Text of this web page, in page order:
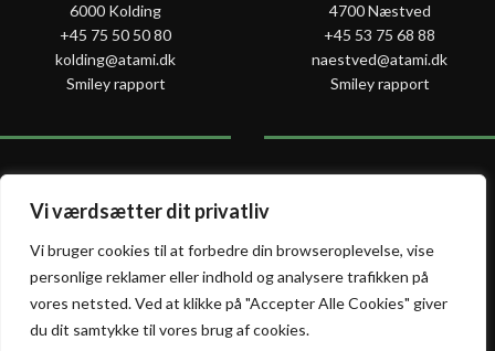
Vi værdsætter dit privatliv
Vi bruger cookies til at forbedre din browseroplevelse, vise
personlige reklamer eller indhold og analysere trafikken på
vores netsted. Ved at klikke på "Accepter Alle Cookies" giver
du dit samtykke til vores brug af cookies.
6000 Kolding
+45 75 50 50 80
kolding@atami.dk
Smiley rapport
4700 Næstved
+45 53 75 68 88
naestved@atami.dk
Smiley rapport
Atami Sushi
Odense
Kongensgade 74
5000 Odense
Randers
Dytmærsken 9